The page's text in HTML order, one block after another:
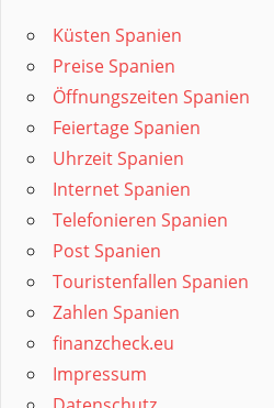
Küsten Spanien
Preise Spanien
Öffnungszeiten Spanien
Feiertage Spanien
Uhrzeit Spanien
Internet Spanien
Telefonieren Spanien
Post Spanien
Touristenfallen Spanien
Zahlen Spanien
finanzcheck.eu
Impressum